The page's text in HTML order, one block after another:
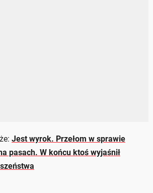
Jest wyrok. Przełom w sprawie
pasach. W końcu ktoś wyjaśnił